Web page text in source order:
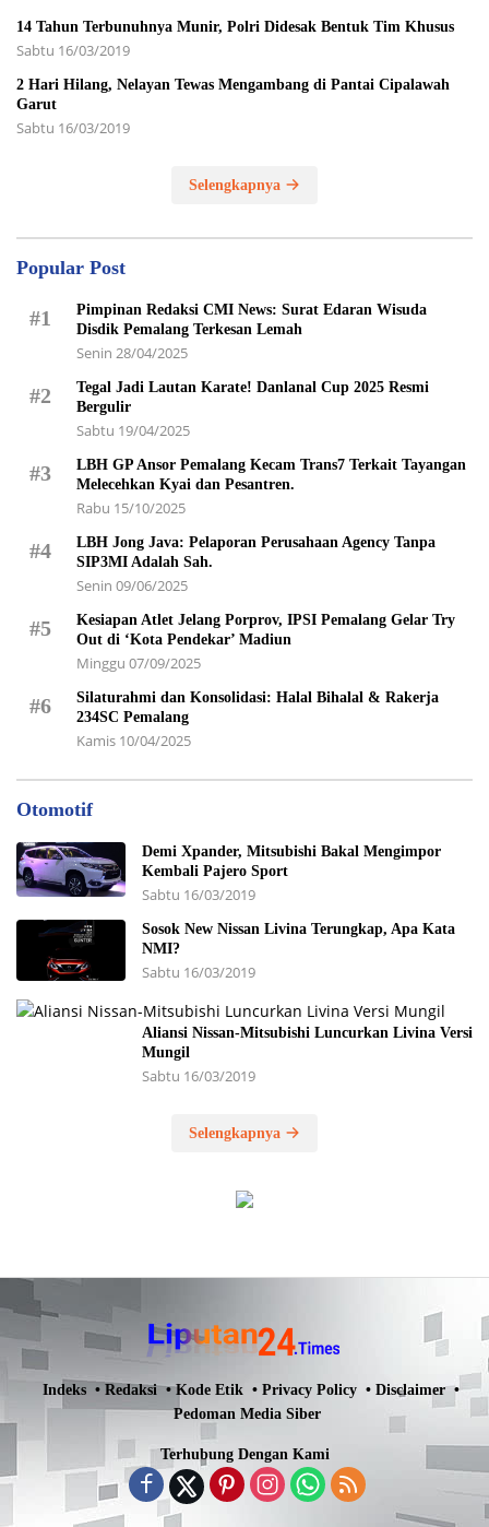
14 Tahun Terbunuhnya Munir, Polri Didesak Bentuk Tim Khusus
Sabtu 16/03/2019
2 Hari Hilang, Nelayan Tewas Mengambang di Pantai Cipalawah
Garut
Sabtu 16/03/2019
Selengkapnya
Popular Post
#1
Pimpinan Redaksi CMI News: Surat Edaran Wisuda
Disdik Pemalang Terkesan Lemah
Senin 28/04/2025
#2
Tegal Jadi Lautan Karate! Danlanal Cup 2025 Resmi
Bergulir
Sabtu 19/04/2025
#3
LBH GP Ansor Pemalang Kecam Trans7 Terkait Tayangan
Melecehkan Kyai dan Pesantren.
Rabu 15/10/2025
#4
LBH Jong Java: Pelaporan Perusahaan Agency Tanpa
SIP3MI Adalah Sah.
Senin 09/06/2025
#5
Kesiapan Atlet Jelang Porprov, IPSI Pemalang Gelar Try
Out di ‘Kota Pendekar’ Madiun
Minggu 07/09/2025
#6
Silaturahmi dan Konsolidasi: Halal Bihalal & Rakerja
234SC Pemalang
Kamis 10/04/2025
Otomotif
Demi Xpander, Mitsubishi Bakal Mengimpor
Kembali Pajero Sport
Sabtu 16/03/2019
Sosok New Nissan Livina Terungkap, Apa Kata
NMI?
Sabtu 16/03/2019
Aliansi Nissan-Mitsubishi Luncurkan Livina Versi
Mungil
Sabtu 16/03/2019
Selengkapnya
Indeks Redaksi Kode Etik Privacy Policy
Disclaimer
Pedoman Media Siber
Terhubung Dengan Kami